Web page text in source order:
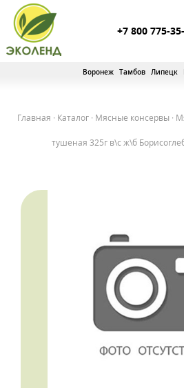
+7 800 775-
Воронеж Тамбов Липецк
Главная · Каталог · Мясные консервы ·
тушеная 325г в\с ж\б